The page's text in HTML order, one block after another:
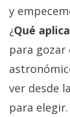
y
¿Qué
para gozar
ver desde
para elegir.